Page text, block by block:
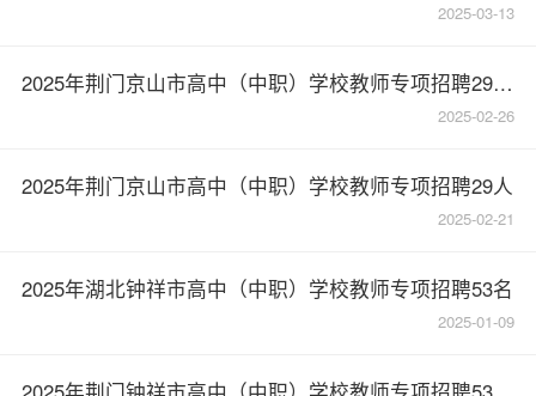
2025-03-13
2025年荆门京山市高中（中职）学校教师专项招聘29人公告
2025-02-26
2025年荆门京山市高中（中职）学校教师专项招聘29人
2025-02-21
2025年湖北钟祥市高中（中职）学校教师专项招聘53名
2025-01-09